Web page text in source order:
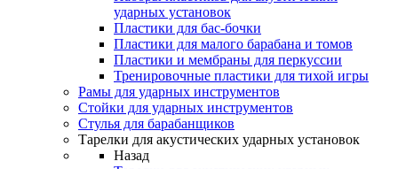
ударных установок
Пластики для бас-бочки
Пластики для малого барабана и томов
Пластики и мембраны для перкуссии
Тренировочные пластики для тихой игры
Рамы для ударных инструментов
Стойки для ударных инструментов
Стулья для барабанщиков
Тарелки для акустических ударных установок
Назад